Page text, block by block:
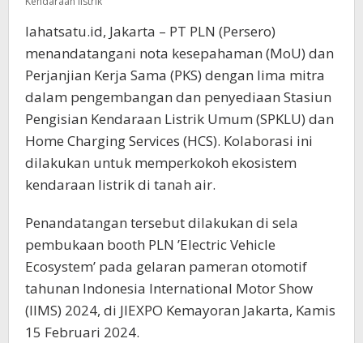
lahatsatu.id, Jakarta – PT PLN (Persero)
menandatangani nota kesepahaman (MoU) dan
Perjanjian Kerja Sama (PKS) dengan lima mitra
dalam pengembangan dan penyediaan Stasiun
Pengisian Kendaraan Listrik Umum (SPKLU) dan
Home Charging Services (HCS). Kolaborasi ini
dilakukan untuk memperkokoh ekosistem
kendaraan listrik di tanah air.
Penandatangan tersebut dilakukan di sela
pembukaan booth PLN ’Electric Vehicle
Ecosystem’ pada gelaran pameran otomotif
tahunan Indonesia International Motor Show
(IIMS) 2024, di JIEXPO Kemayoran Jakarta, Kamis
15 Februari 2024.